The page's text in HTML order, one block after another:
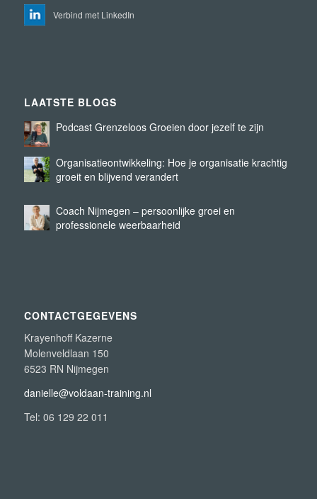
Verbind met LinkedIn
LAATSTE BLOGS
Podcast Grenzeloos Groeien door jezelf te zijn
Organisatieontwikkeling: Hoe je organisatie krachtig
groeit en blijvend verandert
Coach Nijmegen – persoonlijke groei en
professionele weerbaarheid
CONTACTGEGEVENS
Krayenhoff Kazerne
Molenveldlaan 150
6523 RN Nijmegen
danielle@voldaan-training.nl
Tel: 06 129 22 011